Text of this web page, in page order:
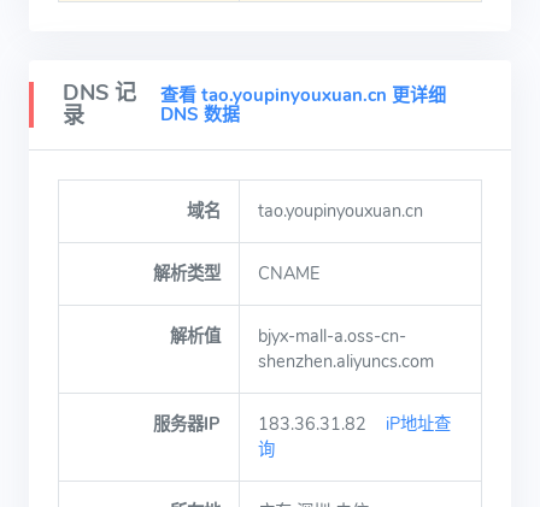
DNS 记
录
查看 tao.youpinyouxuan.cn 更详细
DNS 数据
域名 tao.youpinyouxuan.cn
解析类型 CNAME
解析值
bjyx-mall-a.oss-cn-
shenzhen.aliyuncs.com
服务器IP 183.36.31.82
iP地址查
询